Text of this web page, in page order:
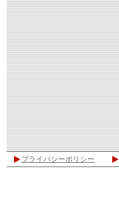
プライバシーポリシー